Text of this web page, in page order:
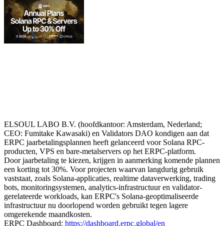
ELSOUL LABO B.V. (hoofdkantoor: Amsterdam, Nederland;
CEO: Fumitake Kawasaki) en Validators DAO kondigen aan dat
ERPC jaarbetalingsplannen heeft gelanceerd voor Solana RPC-
producten, VPS en bare-metalservers op het ERPC-platform.
Door jaarbetaling te kiezen, krijgen in aanmerking komende plannen
een korting tot 30%. Voor projecten waarvan langdurig gebruik
vaststaat, zoals Solana-applicaties, realtime dataverwerking, trading
bots, monitoringsystemen, analytics-infrastructuur en validator-
gerelateerde workloads, kan ERPC's Solana-geoptimaliseerde
infrastructuur nu doorlopend worden gebruikt tegen lagere
omgerekende maandkosten.
ERPC Dashboard: https://dashboard.erpc.global/en